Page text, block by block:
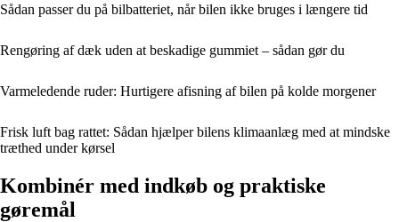
Sådan passer du på bilbatteriet, når bilen ikke bruges i længere tid
Rengøring af dæk uden at beskadige gummiet – sådan gør du
Varmeledende ruder: Hurtigere afisning af bilen på kolde morgener
Frisk luft bag rattet: Sådan hjælper bilens klimaanlæg med at mindske
træthed under kørsel
Kombinér med indkøb og praktiske
gøremål